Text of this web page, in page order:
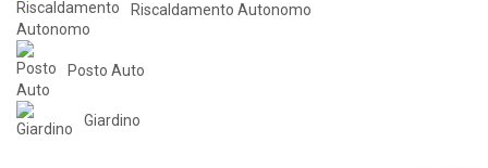
Riscaldamento Autonomo
Posto Auto
Giardino